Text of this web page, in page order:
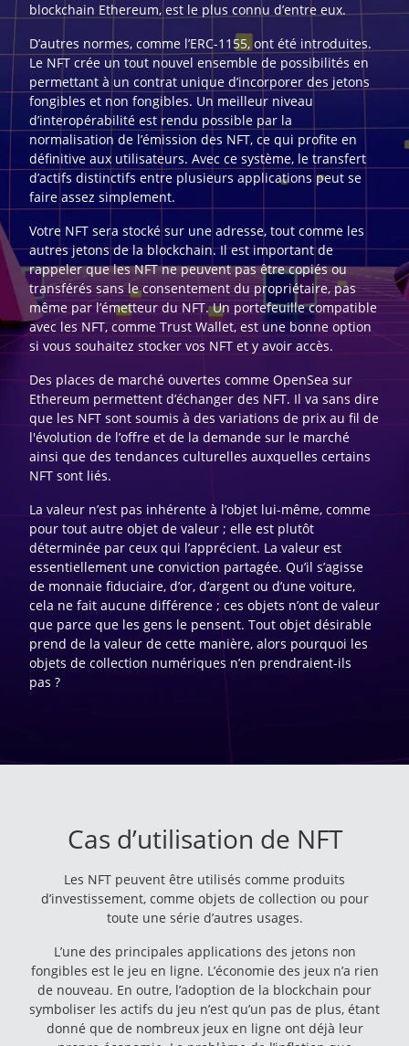
blockchain Ethereum, est le plus connu d’entre eux.
D’autres normes, comme l’ERC-1155, ont été introduites.
Le NFT crée un tout nouvel ensemble de possibilités en
permettant à un contrat unique d’incorporer des jetons
fongibles et non fongibles. Un meilleur niveau
d’interopérabilité est rendu possible par la
normalisation de l’émission des NFT, ce qui profite en
définitive aux utilisateurs. Avec ce système, le transfert
d’actifs distinctifs entre plusieurs applications peut se
faire assez simplement.
Votre NFT sera stocké sur une adresse, tout comme les
autres jetons de la blockchain. Il est important de
rappeler que les NFT ne peuvent pas être copiés ou
transférés sans le consentement du propriétaire, pas
même par l’émetteur du NFT. Un portefeuille compatible
avec les NFT, comme Trust Wallet, est une bonne option
si vous souhaitez stocker vos NFT et y avoir accès.
Des places de marché ouvertes comme OpenSea sur
Ethereum permettent d’échanger des NFT. Il va sans dire
que les NFT sont soumis à des variations de prix au fil de
l'évolution de l’offre et de la demande sur le marché
ainsi que des tendances culturelles auxquelles certains
NFT sont liés.
La valeur n’est pas inhérente à l’objet lui-même, comme
pour tout autre objet de valeur ; elle est plutôt
déterminée par ceux qui l’apprécient. La valeur est
essentiellement une conviction partagée. Qu’il s’agisse
de monnaie fiduciaire, d’or, d’argent ou d’une voiture,
cela ne fait aucune différence ; ces objets n’ont de valeur
que parce que les gens le pensent. Tout objet désirable
prend de la valeur de cette manière, alors pourquoi les
objets de collection numériques n’en prendraient-ils
pas ?
Cas d’utilisation de NFT
Les NFT peuvent être utilisés comme produits
d’investissement, comme objets de collection ou pour
toute une série d’autres usages.
L’une des principales applications des jetons non
fongibles est le jeu en ligne. L’économie des jeux n’a rien
de nouveau. En outre, l’adoption de la blockchain pour
symboliser les actifs du jeu n’est qu’un pas de plus, étant
donné que de nombreux jeux en ligne ont déjà leur